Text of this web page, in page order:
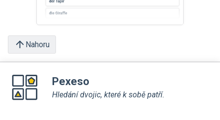
Nahoru
Pexeso
Hledání dvojic, které k sobě patří.